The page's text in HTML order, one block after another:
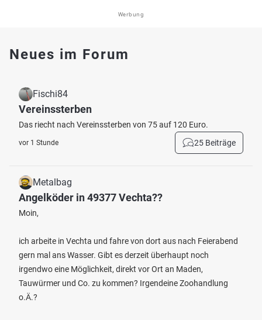
Werbung
Neues im Forum
Fischi84
Vereinssterben
Das riecht nach Vereinssterben von 75 auf 120 Euro.
vor 1 Stunde 25 Beiträge
Metalbag
Angelköder in 49377 Vechta??
Moin,
ich arbeite in Vechta und fahre von dort aus nach Feierabend
gern mal ans Wasser. Gibt es derzeit überhaupt noch
irgendwo eine Möglichkeit, direkt vor Ort an Maden,
Tauwürmer und Co. zu kommen? Irgendeine Zoohandlung
o.Ä.?